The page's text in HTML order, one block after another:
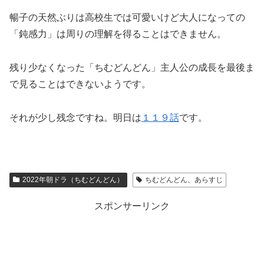
暢子の天然ぶりは高校生では可愛いけど大人になっての
「鈍感力」は周りの理解を得ることはできません。
残り少なくなった「ちむどんどん」主人公の成長を最後ま
で見ることはできないようです。
それが少し残念ですね。明日は １１９話です。
2022年朝ドラ（ちむどんどん） ちむどんどん、あらすじ
スポンサーリンク